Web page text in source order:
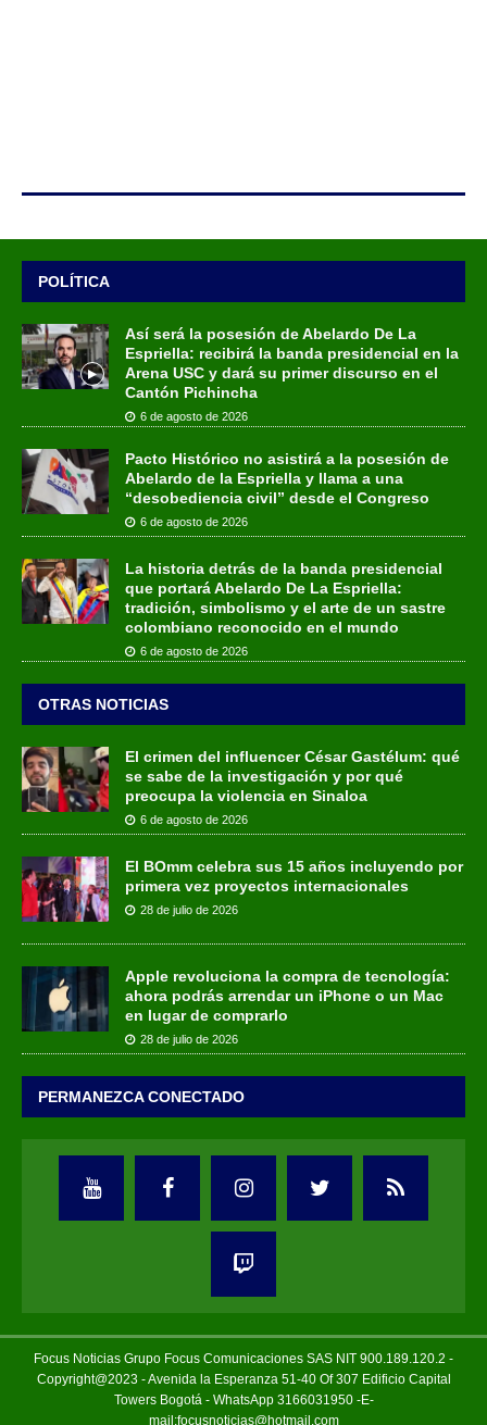
POLÍTICA
Así será la posesión de Abelardo De La
Espriella: recibirá la banda presidencial en la
Arena USC y dará su primer discurso en el
Cantón Pichincha
6 de agosto de 2026
Pacto Histórico no asistirá a la posesión de
Abelardo de la Espriella y llama a una
“desobediencia civil” desde el Congreso
6 de agosto de 2026
La historia detrás de la banda presidencial
que portará Abelardo De La Espriella:
tradición, simbolismo y el arte de un sastre
colombiano reconocido en el mundo
6 de agosto de 2026
OTRAS NOTICIAS
El crimen del influencer César Gastélum: qué
se sabe de la investigación y por qué
preocupa la violencia en Sinaloa
6 de agosto de 2026
El BOmm celebra sus 15 años incluyendo por
primera vez proyectos internacionales
28 de julio de 2026
Apple revoluciona la compra de tecnología:
ahora podrás arrendar un iPhone o un Mac
en lugar de comprarlo
28 de julio de 2026
PERMANEZCA CONECTADO
Focus Noticias Grupo Focus Comunicaciones SAS NIT 900.189.120.2 -
Copyright@2023 - Avenida la Esperanza 51-40 Of 307 Edificio Capital
Towers Bogotá - WhatsApp 3166031950 -E-
mail:focusnoticias@hotmail.com